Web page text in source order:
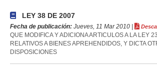
LEY 38 DE 2007
Fecha de publicación: Jueves, 11 Mar 2010 |
QUE MODIFICA Y ADICIONA ARTICULOS A LA LEY
RELATIVOS A BIENES APREHENDIDOS, Y DICTA
DISPOSICIONES